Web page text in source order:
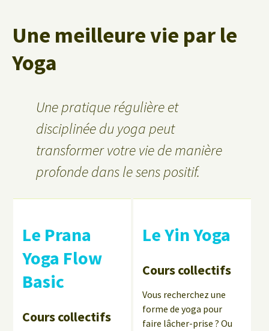
Une meilleure vie par le
Yoga
Une pratique régulière et
disciplinée du yoga peut
transformer votre vie de manière
profonde dans le sens positif.
Le Prana
Yoga Flow
Basic
Cours collectifs
Le Yin Yoga
Cours collectifs
Vous recherchez une
forme de yoga pour
faire lâcher-prise ? Ou